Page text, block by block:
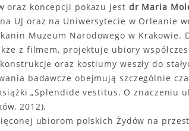
oraz koncepcji pokazu jest dr Maria
UJ oraz na Uniwersytecie w Orleanie
Muzeum Narodowego w
z filmem, projektuje ubiory
oraz kostiumy weszły do
badawcze obejmują szczególnie
„Splendide vestitus. O znaczeniu
2012),
ubiorom polskich Żydów na